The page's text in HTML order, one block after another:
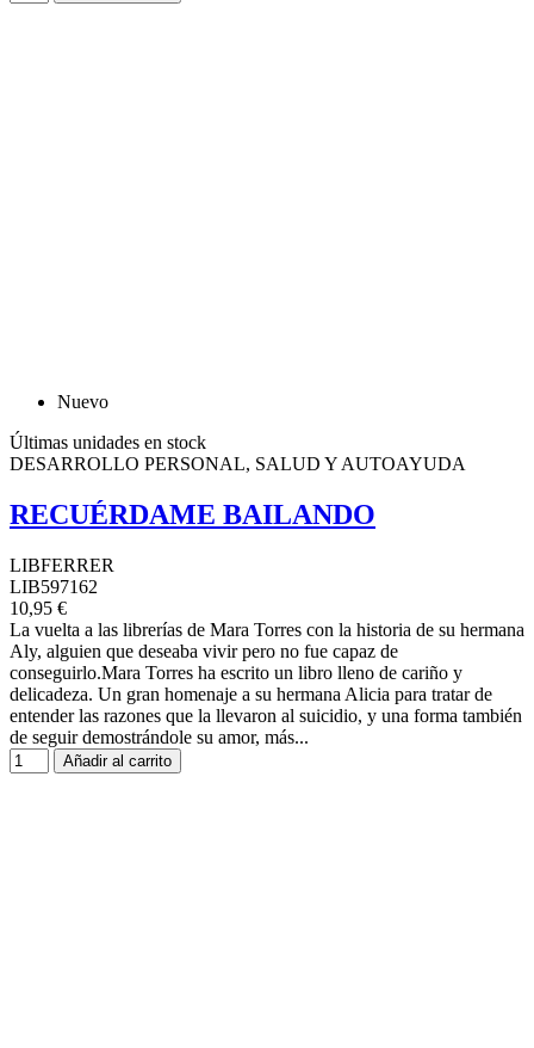
Nuevo
Últimas unidades en stock
DESARROLLO PERSONAL, SALUD Y AUTOAYUDA
RECUÉRDAME BAILANDO
LIBFERRER
LIB597162
10,95 €
La vuelta a las librerías de Mara Torres con la historia de su hermana
Aly, alguien que deseaba vivir pero no fue capaz de
conseguirlo.Mara Torres ha escrito un libro lleno de cariño y
delicadeza. Un gran homenaje a su hermana Alicia para tratar de
entender las razones que la llevaron al suicidio, y una forma también
de seguir demostrándole su amor, más...
Añadir al carrito